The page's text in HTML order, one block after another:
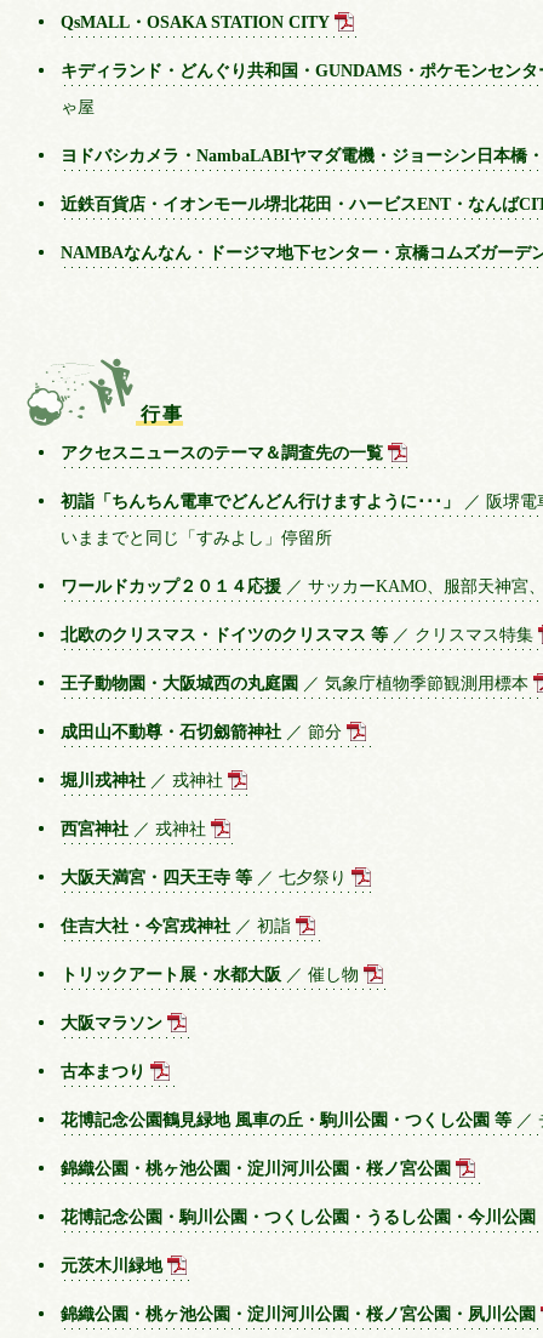
QsMALL・OSAKA STATION CITY
キディランド・どんぐり共和国・GUNDAMS・ポケモンセン
ゃ屋
ヨドバシカメラ・NambaLABIヤマダ電機・ジョーシン日本橋
近鉄百貨店・イオンモール堺北花田・ハービスENT・なんば
NAMBAなんなん・ドージマ地下センター・京橋コムズガーデ
行事
アクセスニュースのテーマ＆調査先の一覧
初詣「ちんちん電車でどんどん行けますように･･･」
／ 阪堺電
いままでと同じ「すみよし」停留所
ワールドカップ２０１４応援 ／ サッカーKAMO、服部天神宮
北欧のクリスマス・ドイツのクリスマス 等 ／ クリスマス特集
王子動物園・大阪城西の丸庭園 ／ 気象庁植物季節観測用標本
成田山不動尊・石切劔箭神社 ／ 節分
堀川戎神社 ／ 戎神社
西宮神社 ／ 戎神社
大阪天満宮・四天王寺 等 ／ 七夕祭り
住吉大社・今宮戎神社 ／ 初詣
トリックアート展・水都大阪 ／ 催し物
大阪マラソン
古本まつり
花博記念公園鶴見緑地 風車の丘・駒川公園・つくし公園 等 ／
錦織公園・桃ヶ池公園・淀川河川公園・桜ノ宮公園
花博記念公園・駒川公園・つくし公園・うるし公園・今川公
元茨木川緑地
錦織公園・桃ヶ池公園・淀川河川公園・桜ノ宮公園・夙川公園